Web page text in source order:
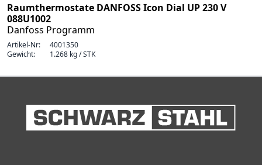
Raumthermostate DANFOSS Icon Dial UP 230 V
088U1002
Danfoss Programm
Artikel-Nr:
4001350
Gewicht:
1.268 kg / STK